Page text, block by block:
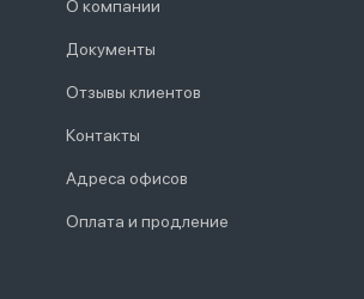
О компании
Документы
Отзывы клиентов
Контакты
Адреса офисов
Оплата и продление